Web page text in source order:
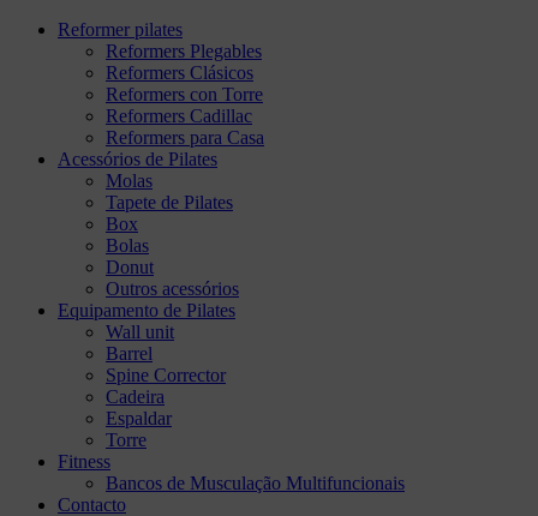
Reformer pilates
Reformers Plegables
Reformers Clásicos
Reformers con Torre
Reformers Cadillac
Reformers para Casa
Acessórios de Pilates
Molas
Tapete de Pilates
Box
Bolas
Donut
Outros acessórios
Equipamento de Pilates
Wall unit
Barrel
Spine Corrector
Cadeira
Espaldar
Torre
Fitness
Bancos de Musculação Multifuncionais
Contacto